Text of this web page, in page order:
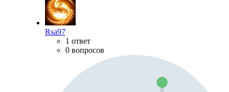
Rsa97
1 ответ
0 вопросов